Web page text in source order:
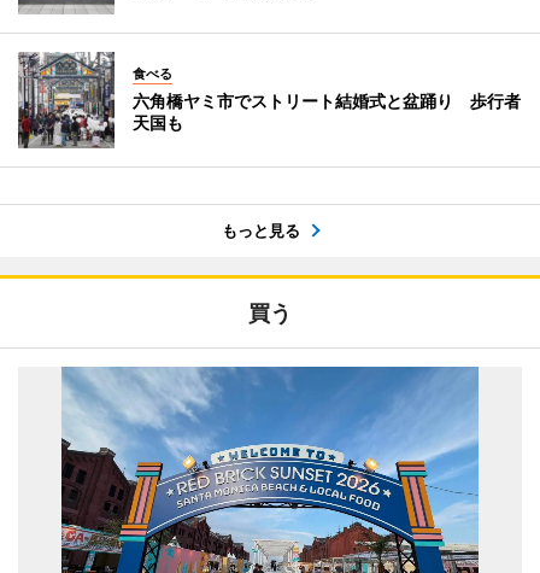
食べる
六角橋ヤミ市でストリート結婚式と盆踊り 歩行者
天国も
もっと見る
買う